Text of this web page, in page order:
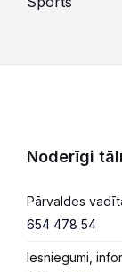
Noderīgi
Pārvaldes
654 478 54
Iesniegumi,